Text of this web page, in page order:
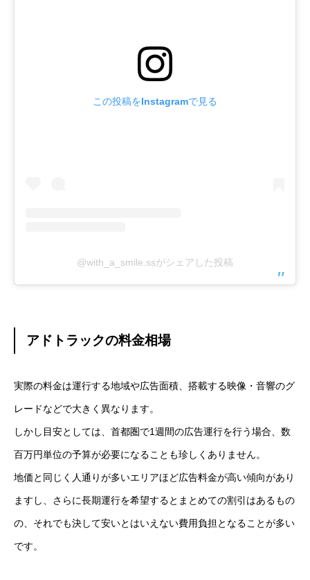
この投稿をInstagramで見る
@with_a_smile.ssがシェアした投稿
アドトラックの料金相場
実際の料金は運行する地域や広告面積、搭載する映像・音響のグ
レードなどで大きく異なります。
しかし目安としては、首都圏で1週間の広告運行を行う場合、数
百万円単位の予算が必要になることも珍しくありません。
地価と同じく人通りが多いエリアほど広告料金が高い傾向があり
ますし、さらに長期運行を希望するとまとめての割引はあるもの
の、それでも決して安いとはいえない費用負担となることが多い
です。